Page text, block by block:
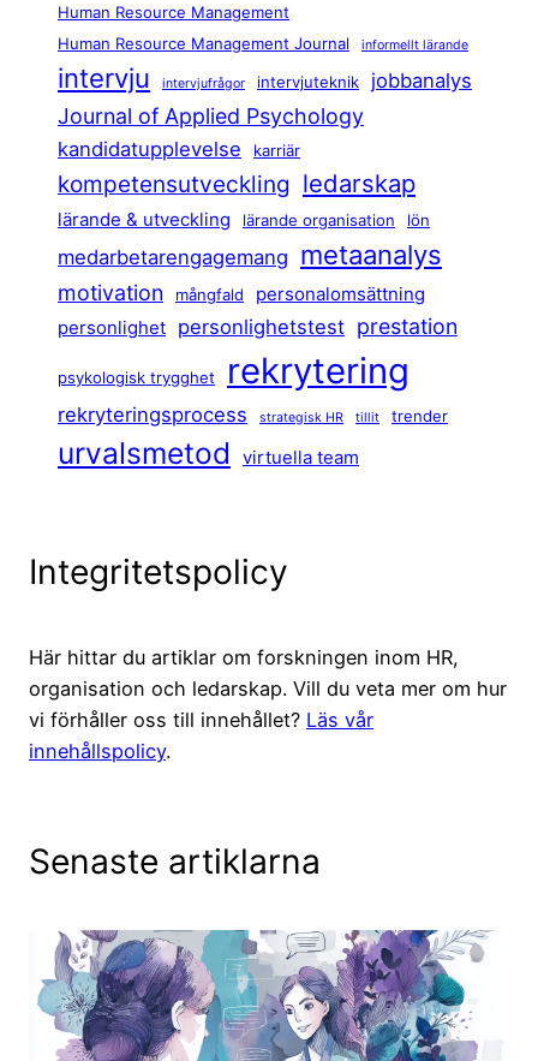
Human Resource Management
Human Resource Management Journal
informellt lärande
intervju intervjufrågor intervjuteknik jobbanalys
Journal of Applied Psychology
kandidatupplevelse karriär
kompetensutveckling ledarskap
lärande & utveckling lärande organisation lön
medarbetarengagemang metaanalys
motivation mångfald
personalomsättning
personlighet personlighetstest prestation
psykologisk trygghet rekrytering
rekryteringsprocess strategisk HR tillit trender
urvalsmetod virtuella team
Integritetspolicy
Här hittar du artiklar om forskningen inom HR,
organisation och ledarskap. Vill du veta mer om hur
vi förhåller oss till innehållet? Läs vår
innehållspolicy.
Senaste artiklarna